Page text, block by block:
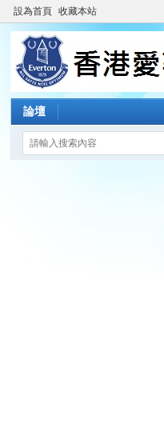
設為首頁 收藏本站
論壇